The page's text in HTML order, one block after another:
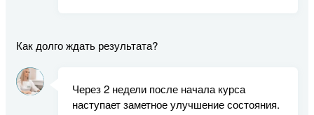
Как долго ждать результата?
Через 2 недели после начала курса
наступает заметное улучшение состояния.